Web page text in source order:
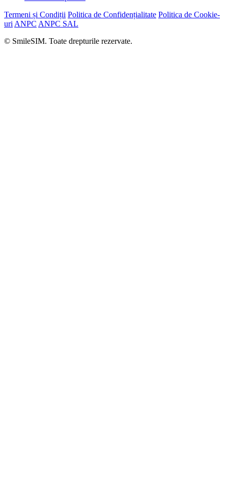
Termeni și Condiții Politica de Confidențialitate Politica de Cookie-
uri ANPC ANPC SAL
© SmileSIM. Toate drepturile rezervate.